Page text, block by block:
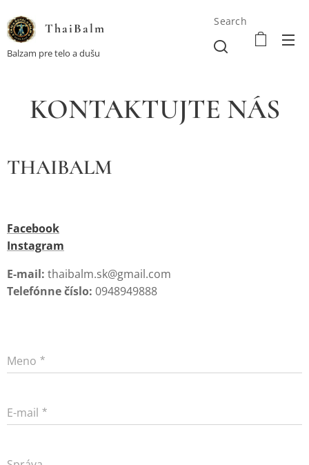
ThaiBalm
Balzam pre telo a dušu
Search
KONTAKTUJTE NÁS
THAIBALM
Facebook
Instagram
E-mail: thaibalm.sk@gmail.com
Telefónne číslo: 0948949888
Meno
E-mail